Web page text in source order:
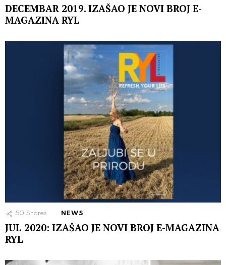
DECEMBAR 2019. IZAŠAO JE NOVI BROJ E-
MAGAZINA RYL
50 Shares NEWS
JUL 2020: IZAŠAO JE NOVI BROJ E-MAGAZINA
RYL